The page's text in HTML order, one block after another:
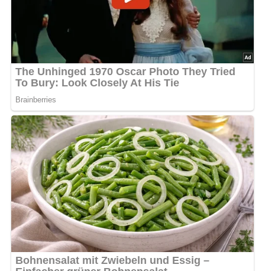
Die Eier in einer flachen Schüssel verquirlen.
Die vorbereiteten Schnitten in den verquirlten Eiern
wenden, bis sie gut benetzt sind.
Anschließend die Schnitten in Semmelbrösel drücken,
um eine knusprige Kruste zu erhalten.
In einer Pfanne die „Sonja“ erhitzen und die Schnitten
idealerweise mit einem frischen Salat als Beilage.
Zubereitungszeit:Die Zubereitung dauert etwa 20
Minuten.
Haltbarkeit:Die Schlemmerschnitten sollten am besten
frisch zubereitet und sofort genossen werden, um ihre
Knusprigkeit zu erhalten.
Aufbewahrung:Reste können im Kühlschrank für bis zu
1-2 Tage aufbewahrt werden. Vor dem erneuten